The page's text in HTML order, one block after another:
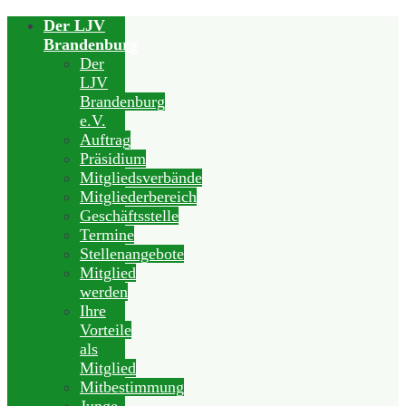
Der LJV
Brandenburg
Der
LJV
Brandenburg
e.V.
Auftrag
Präsidium
Mitgliedsverbände
Mitgliederbereich
Geschäftsstelle
Termine
Stellenangebote
Mitglied
werden
Ihre
Vorteile
als
Mitglied
Mitbestimmung